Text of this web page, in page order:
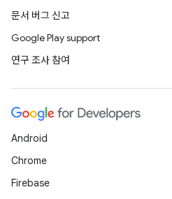
문서 버그 신고
Google Play support
연구 조사 참여
Android
Chrome
Firebase